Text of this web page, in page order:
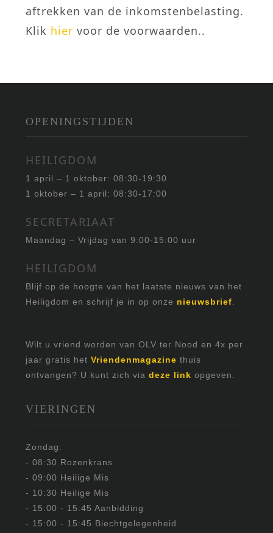
aftrekken van de inkomstenbelasting.
Klik hier voor de voorwaarden..
OPENINGSTIJDEN
HEILIGDOM
1 april – 1 oktober: 08:30-19:30
1 oktober – 1 april: 08:30-17:00
SECRETARIAAT
Maandag – Vrijdag van 9:00-15:00 uur
HEILIGDOM
Blijf op de hoogte van het laatste nieuws van het
Heiligdom en schrijf je in op onze nieuwsbrief.
Wilt u vriend worden van OLV ter Nood en 4x per
jaar gratis hetVriendenmagazine thuis
ontvangen? U kunt zich viadeze link opgeven.
VIERINGEN
Zondag:
- 08:30 Rozenkrans
- 09:00 Heilige Mis
- 10:30 Heilige Mis
- 15:00 - 15:45 Aanbidding
- 15:00 - 15:45 Biechtgelegenheid